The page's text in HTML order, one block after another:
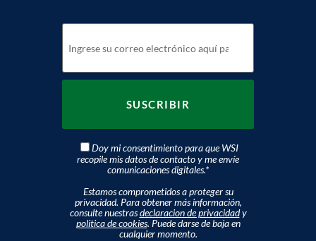
Doy mi consentimiento para que WSI
recopile mis datos de contacto y me envíe
comunicaciones digitales.*
Estamos comprometidos a proteger su
privacidad. Para obtener más información,
consulte nuestrasdeclaracion de privacidady
politica de cookies. Puede darse de baja en
cualquier momento.